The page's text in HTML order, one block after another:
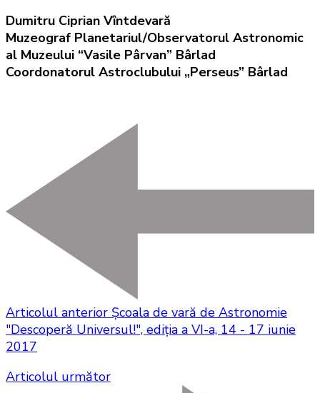
Dumitru Ciprian Vîntdevară
Muzeograf Planetariul/Observatorul Astronomic
al Muzeului “Vasile Pârvan” Bârlad
Coordonatorul Astroclubului „Perseus” Bârlad
Articolul anterior Şcoala de vară de Astronomie
"Descoperă Universul!", ediţia a VI-a, 14 - 17 iunie
2017
Articolul următor